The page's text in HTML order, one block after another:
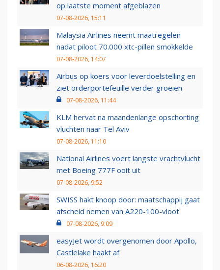
op laatste moment afgeblazen
07-08-2026, 15:11
Malaysia Airlines neemt maatregelen
nadat piloot 70.000 xtc-pillen smokkelde
07-08-2026, 14:07
Airbus op koers voor leverdoelstelling en
ziet orderportefeuille verder groeien
07-08-2026, 11:44
KLM hervat na maandenlange opschorting
vluchten naar Tel Aviv
07-08-2026, 11:10
National Airlines voert langste vrachtvlucht
met Boeing 777F ooit uit
07-08-2026, 9:52
SWISS hakt knoop door: maatschappij gaat
afscheid nemen van A220-100-vloot
07-08-2026, 9:09
easyJet wordt overgenomen door Apollo,
Castlelake haakt af
06-08-2026, 16:20